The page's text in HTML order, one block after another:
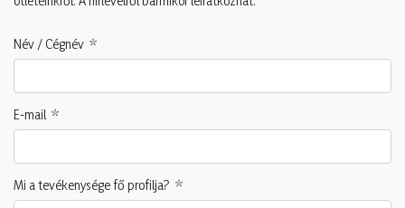
Név / Cégnév
E-mail
Mi a tevékenysége fő profilja?